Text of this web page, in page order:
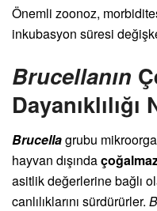
Önemli zoonoz,
inkubasyon süresi
Brucellanın
Dayanıklılığı
Brucellagrubu
hayvan dışında
asitlik değerlerine bağlı
canlılıklarını sürdürürler.